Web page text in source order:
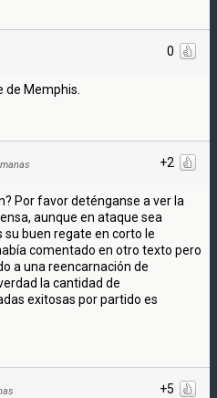
0
Memphis.
+2
Por favor deténganse a ver la
aunque en ataque sea
su buen regate en corto le
comentado en otro texto pero
a una reencarnación de
la cantidad de
exitosas por partido es
+5